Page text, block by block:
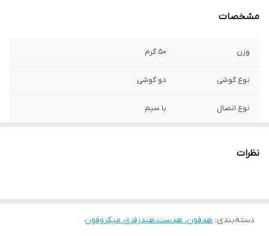
مشخصات
وزن 50 گرم
نوع گوشی دو گوشی
نوع اتصال با سیم
نظرات
دسته‌بندی: هدفون، هدست،هندزفری میکروفون